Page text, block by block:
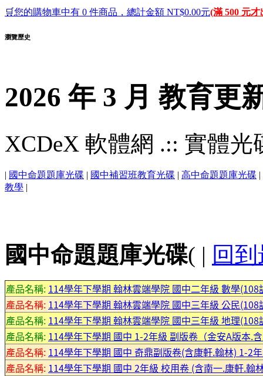
🛒您的購物車中有 0 件商品，總計金額 NT$0.00元(滿 500 元才
瀏覽歷史
2026 年 3 月 教育更
XCDeX 軟體網 .:: 實體
| 國中命題題庫光碟 | 國中補習班教育光碟 | 高中命題題庫光碟 |
教學 |
國中命題題庫光碟( | 回
產品名稱: 114學年下學期 翰林雲端學院 國中二年級 數學
產品名稱: 114學年下學期 翰林雲端學院 國中三年級 公民
產品名稱: 114學年下學期 翰林雲端學院 國中三年級 地理
產品名稱: 114學年下學期 國中 1-2年級 副版卷（金安A版本.
產品名稱: 114學年下學期 國中 奇鼎副版卷(含康軒.翰林) 1-2
產品名稱: 114學年下學期 國中 2年級 校用卷 (含南一.康軒.翰